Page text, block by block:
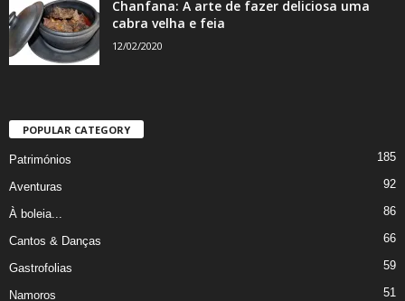
Chanfana: A arte de fazer deliciosa uma
cabra velha e feia
12/02/2020
POPULAR CATEGORY
Patrimónios 185
Aventuras 92
À boleia... 86
Cantos & Danças 66
Gastrofolias 59
Namoros 51